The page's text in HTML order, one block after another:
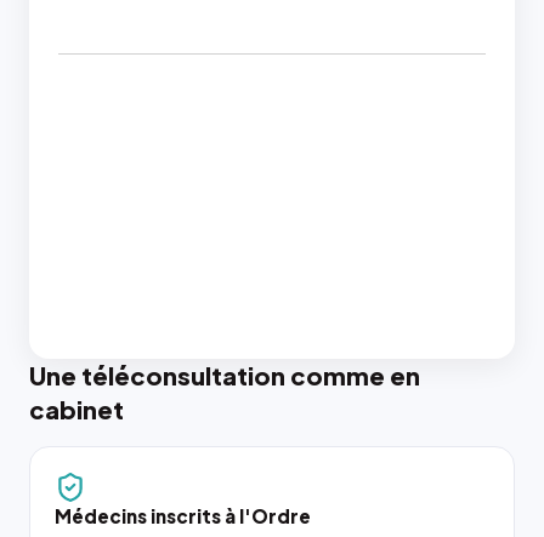
Une téléconsultation comme en
cabinet
Médecins inscrits à l'Ordre